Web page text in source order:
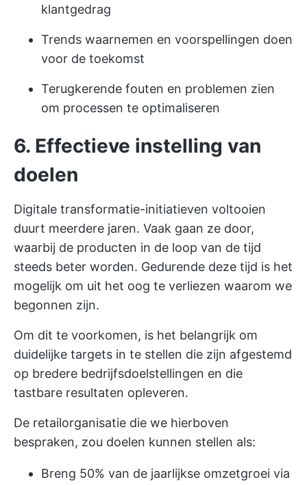
klantgedrag
Trends waarnemen en voorspellingen doen
voor de toekomst
Terugkerende fouten en problemen zien
om processen te optimaliseren
6. Effectieve instelling van
doelen
Digitale transformatie-initiatieven voltooien
duurt meerdere jaren. Vaak gaan ze door,
waarbij de producten in de loop van de tijd
steeds beter worden. Gedurende deze tijd is het
mogelijk om uit het oog te verliezen waarom we
begonnen zijn.
Om dit te voorkomen, is het belangrijk om
duidelijke targets in te stellen die zijn afgestemd
op bredere bedrijfsdoelstellingen en die
tastbare resultaten opleveren.
De retailorganisatie die we hierboven
bespraken, zou doelen kunnen stellen als:
Breng 50% van de jaarlijkse omzetgroei via